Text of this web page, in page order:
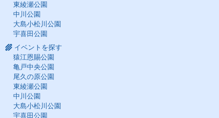
東綾瀬公園
中川公園
大島小松川公園
宇喜田公園
イベントを探す
猿江恩賜公園
亀戸中央公園
尾久の原公園
東綾瀬公園
中川公園
大島小松川公園
宇喜田公園